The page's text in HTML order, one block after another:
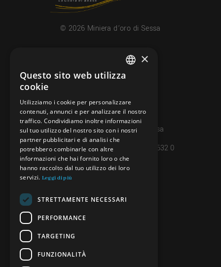
© 2026 Miniera d’oro di Sessa
CONTATTI
info@minieradoro.ch
079 127 20 80
Casella postale 7, 6997 Sessa
IBAN: CH45 8080 8004 4238 0632 0
GERMAN
ENGLISH
×
Questo sito web utilizza
cookie
Utilizziamo i cookie per personalizzare
contenuti, annunci e per analizzare il nostro
traffico. Condividiamo inoltre informazioni
sul tuo utilizzo del nostro sito con i nostri
partner pubblicitari e di analisi che
potrebbero combinarle con altre
informazioni che hai fornito loro o che
hanno raccolto dal tuo utilizzo dei loro
servizi. Leggi di più
STRETTAMENTE NECESSARI
PERFORMANCE
TARGETING
FUNZIONALITÀ